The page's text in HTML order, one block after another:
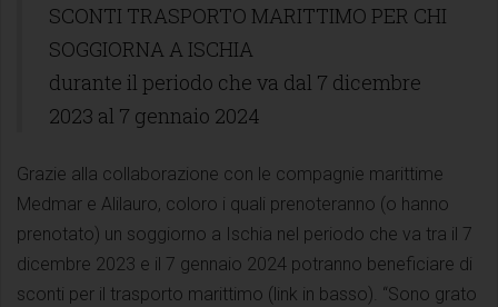
SCONTI TRASPORTO MARITTIMO PER CHI
SOGGIORNA A ISCHIA
durante il periodo che va dal 7 dicembre
2023 al 7 gennaio 2024
Grazie alla collaborazione con le compagnie marittime
Medmar e Alilauro, coloro i quali prenoteranno (o hanno
prenotato) un soggiorno a Ischia nel periodo che va tra il 7
dicembre 2023 e il 7 gennaio 2024 potranno beneficiare di
sconti per il trasporto marittimo (link in basso). “Sono grato